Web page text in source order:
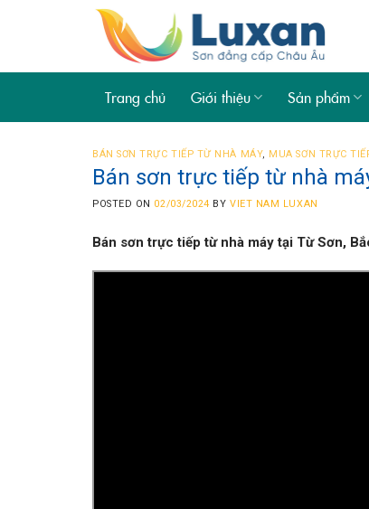
Trang chủ Giới thiệu Sản phẩm
BÁN SƠN TRỰC TIẾP TỪ NHÀ MÁY, MUA SƠN TRỰC
Bán sơn trực tiếp từ nhà
POSTED ON 02/03/2024 BYVIET NAM LUXAN
Bán sơn trực tiếp từ nhà máy tại Từ Sơn,